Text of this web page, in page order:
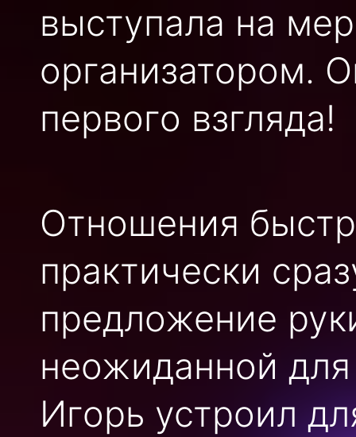
выступала на
организатором.
первого взгляда!
Отношения
практически
предложение
неожиданной
Игорь устроил